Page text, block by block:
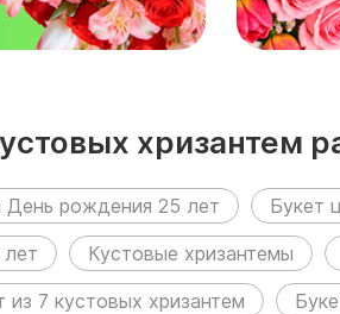
хризантем
День рождения 25 лет
Букет
Кустовые хризантемы
из 7 кустовых хризантем